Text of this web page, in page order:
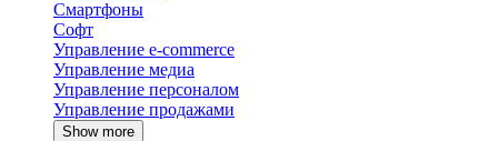
Смартфоны
Софт
Управление e-commerce
Управление медиа
Управление персоналом
Управление продажами
Show more